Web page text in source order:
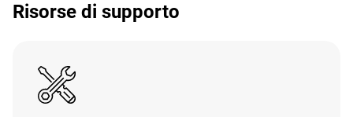
Risorse di supporto